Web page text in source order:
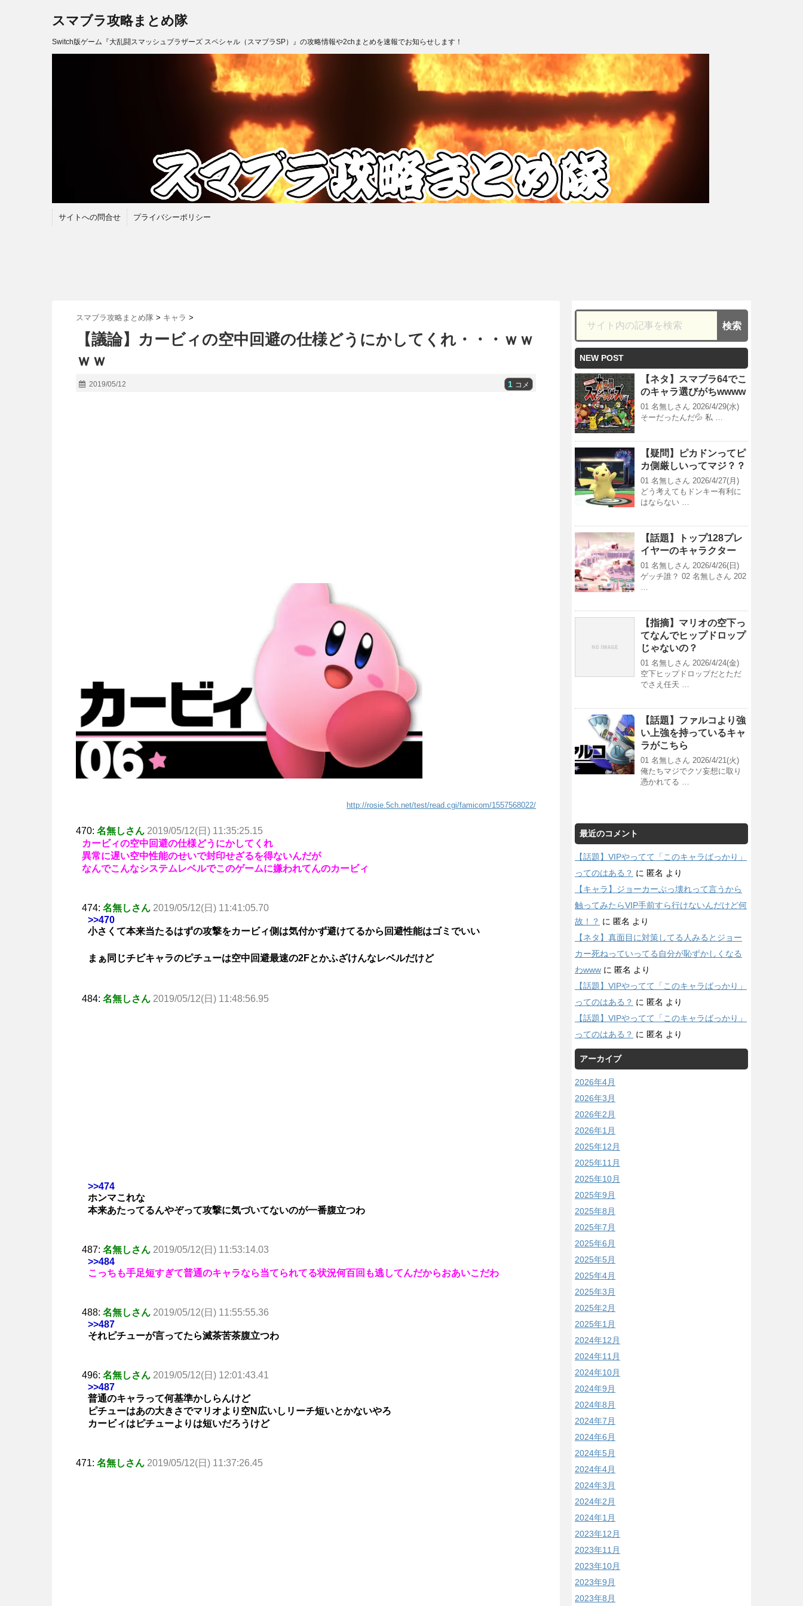
スマブラ攻略まとめ隊
Switch版ゲーム『大乱闘スマッシュブラザーズ スペシャル（スマブラSP）』の攻略情報や2chまとめを速報でお知らせします！
サイトへの問合せ プライバシーポリシー
スマブラ攻略まとめ隊 > キャラ >
【議論】カービィの空中回避の仕様どうにかしてくれ・・・ｗｗ
ｗｗ
2019/05/12 1 コメ
http://rosie.5ch.net/test/read.cgi/famicom/1557568022/
470: 名無しさん 2019/05/12(日) 11:35:25.15
カービィの空中回避の仕様どうにかしてくれ
異常に遅い空中性能のせいで封印せざるを得ないんだが
なんでこんなシステムレベルでこのゲームに嫌われてんのカービィ
474: 名無しさん 2019/05/12(日) 11:41:05.70
>>470
小さくて本来当たるはずの攻撃をカービィ側は気付かず避けてるから回避性能はゴミでいい
まぁ同じチビキャラのピチューは空中回避最速の2Fとかふざけんなレベルだけど
484: 名無しさん 2019/05/12(日) 11:48:56.95
>>474
ホンマこれな
本来あたってるんやぞって攻撃に気づいてないのが一番腹立つわ
487: 名無しさん 2019/05/12(日) 11:53:14.03
>>484
こっちも手足短すぎて普通のキャラなら当てられてる状況何百回も逃してんだからおあいこだわ
488: 名無しさん 2019/05/12(日) 11:55:55.36
>>487
それピチューが言ってたら滅茶苦茶腹立つわ
496: 名無しさん 2019/05/12(日) 12:01:43.41
>>487
普通のキャラって何基準かしらんけど
ピチューはあの大きさでマリオより空N広いしリーチ短いとかないやろ
カービィはピチューよりは短いだろうけど
471: 名無しさん 2019/05/12(日) 11:37:26.45
NEW POST
【ネタ】スマブラ64でこ
のキャラ選びがちwwww
01 名無しさん 2026/4/29(水)
そーだったんだ💦 私 …
【疑問】ピカドンってピ
カ側厳しいってマジ？？
01 名無しさん 2026/4/27(月)
どう考えてもドンキー有利に
はならない …
【話題】トップ128プレ
イヤーのキャラクター
01 名無しさん 2026/4/26(日)
ゲッチ誰？ 02 名無しさん 202
…
【指摘】マリオの空下っ
てなんでヒップドロップ
じゃないの？
01 名無しさん 2026/4/24(金)
空下ヒップドロップだとただ
でさえ任天 …
【話題】ファルコより強
い上強を持っているキャ
ラがこちら
01 名無しさん 2026/4/21(火)
俺たちマジでクソ妄想に取り
憑かれてる …
最近のコメント
【話題】VIPやってて「このキャラばっかり」
ってのはある？ に 匿名 より
【キャラ】ジョーカーぶっ壊れって言うから
触ってみたらVIP手前すら行けないんだけど何
故！？ に 匿名 より
【ネタ】真面目に対策してる人みるとジョー
カー死ねっていってる自分が恥ずかしくなる
わwww に 匿名 より
【話題】VIPやってて「このキャラばっかり」
ってのはある？ に 匿名 より
【話題】VIPやってて「このキャラばっかり」
ってのはある？ に 匿名 より
アーカイブ
2026年4月
2026年3月
2026年2月
2026年1月
2025年12月
2025年11月
2025年10月
2025年9月
2025年8月
2025年7月
2025年6月
2025年5月
2025年4月
2025年3月
2025年2月
2025年1月
2024年12月
2024年11月
2024年10月
2024年9月
2024年8月
2024年7月
2024年6月
2024年5月
2024年4月
2024年3月
2024年2月
2024年1月
2023年12月
2023年11月
2023年10月
2023年9月
2023年8月